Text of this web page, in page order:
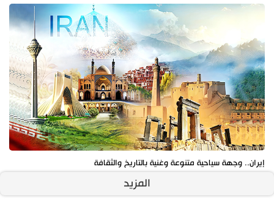
إيران.. وجهة سياحية متنوعة وغنية بالتاريخ والثقافة
المزيد